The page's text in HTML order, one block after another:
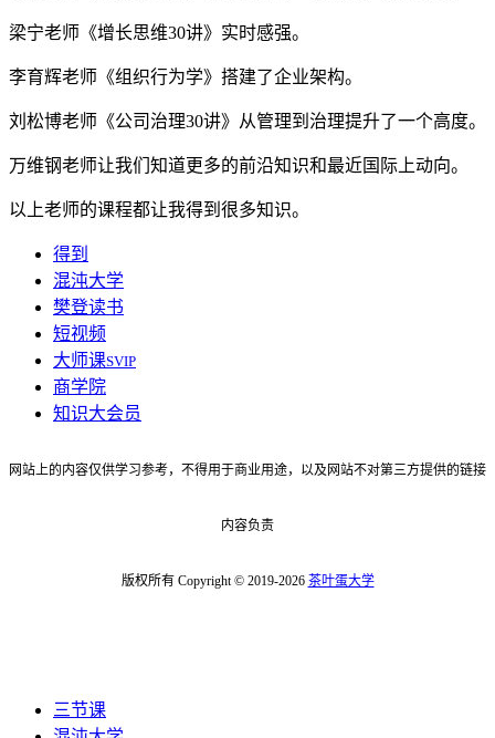
梁宁老师《增长思维30讲》实时感强。
李育辉老师《组织行为学》搭建了企业架构。
刘松博老师《公司治理30讲》从管理到治理提升了一个高度。
万维钢老师让我们知道更多的前沿知识和最近国际上动向。
以上老师的课程都让我得到很多知识。
得到
混沌大学
樊登读书
短视频
大师课SVIP
商学院
知识大会员
网站上的内容仅供学习参考，不得用于商业用途，以及网站不对第三方提供的链接
内容负责
版权所有 Copyright © 2019-2026 茶叶蛋大学
三节课